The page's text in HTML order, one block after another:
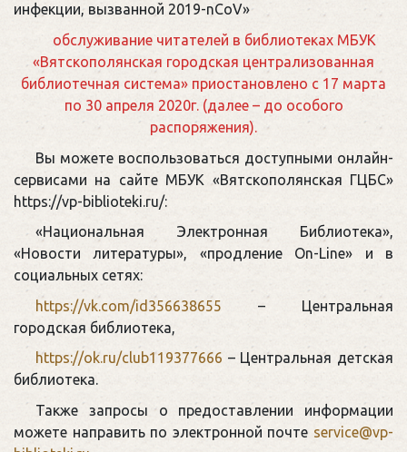
инфекции, вызванной 2019-nCoV»
обслуживание читателей в библиотеках МБУК
«Вятскополянская городская централизованная
библиотечная система» приостановлено с 17 марта
по 30 апреля 2020г. (далее – до особого
распоряжения).
Вы можете воспользоваться доступными онлайн-
сервисами на сайте МБУК «Вятскополянская ГЦБС»
https://vp-biblioteki.ru/:
«Национальная Электронная Библиотека»,
«Новости литературы», «продление On-Line» и в
социальных сетях:
https://vk.com/id356638655 – Центральная
городская библиотека,
https://ok.ru/club119377666 – Центральная детская
библиотека.
Также запросы о предоставлении информации
можете направить по электронной почте service@vp-